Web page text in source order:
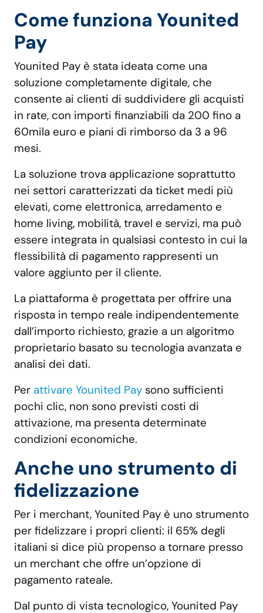
Come funziona Younited
Pay
Younited Pay è stata ideata come una
soluzione completamente digitale, che
consente ai clienti di suddividere gli acquisti
in rate, con importi finanziabili da 200 fino a
60mila euro e piani di rimborso da 3 a 96
mesi.
La soluzione trova applicazione soprattutto
nei settori caratterizzati da ticket medi più
elevati, come elettronica, arredamento e
home living, mobilità, travel e servizi, ma può
essere integrata in qualsiasi contesto in cui la
flessibilità di pagamento rappresenti un
valore aggiunto per il cliente.
La piattaforma è progettata per offrire una
risposta in tempo reale indipendentemente
dall’importo richiesto, grazie a un algoritmo
proprietario basato su tecnologia avanzata e
analisi dei dati.
Per attivare Younited Pay sono sufficienti
pochi clic, non sono previsti costi di
attivazione, ma presenta determinate
condizioni economiche.
Anche uno strumento di
fidelizzazione
Per i merchant, Younited Pay è uno strumento
per fidelizzare i propri clienti: il 65% degli
italiani si dice più propenso a tornare presso
un merchant che offre un’opzione di
pagamento rateale.
Dal punto di vista tecnologico, Younited Pay